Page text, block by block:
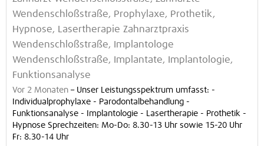
Wendenschloßstraße, Prophylaxe, Prothetik,
Hypnose, Lasertherapie Zahnarztpraxis
Wendenschloßstraße, Implantologe
Wendenschloßstraße, Implantate, Implantologie,
Funktionsanalyse
Vor 2 Monaten – Unser Leistungsspektrum umfasst: -
Individualprophylaxe - Parodontalbehandlung -
Funktionsanalyse - Implantologie - Lasertherapie - Prothetik -
Hypnose Sprechzeiten: Mo-Do: 8.30-13 Uhr sowie 15-20 Uhr
Fr: 8.30-14 Uhr